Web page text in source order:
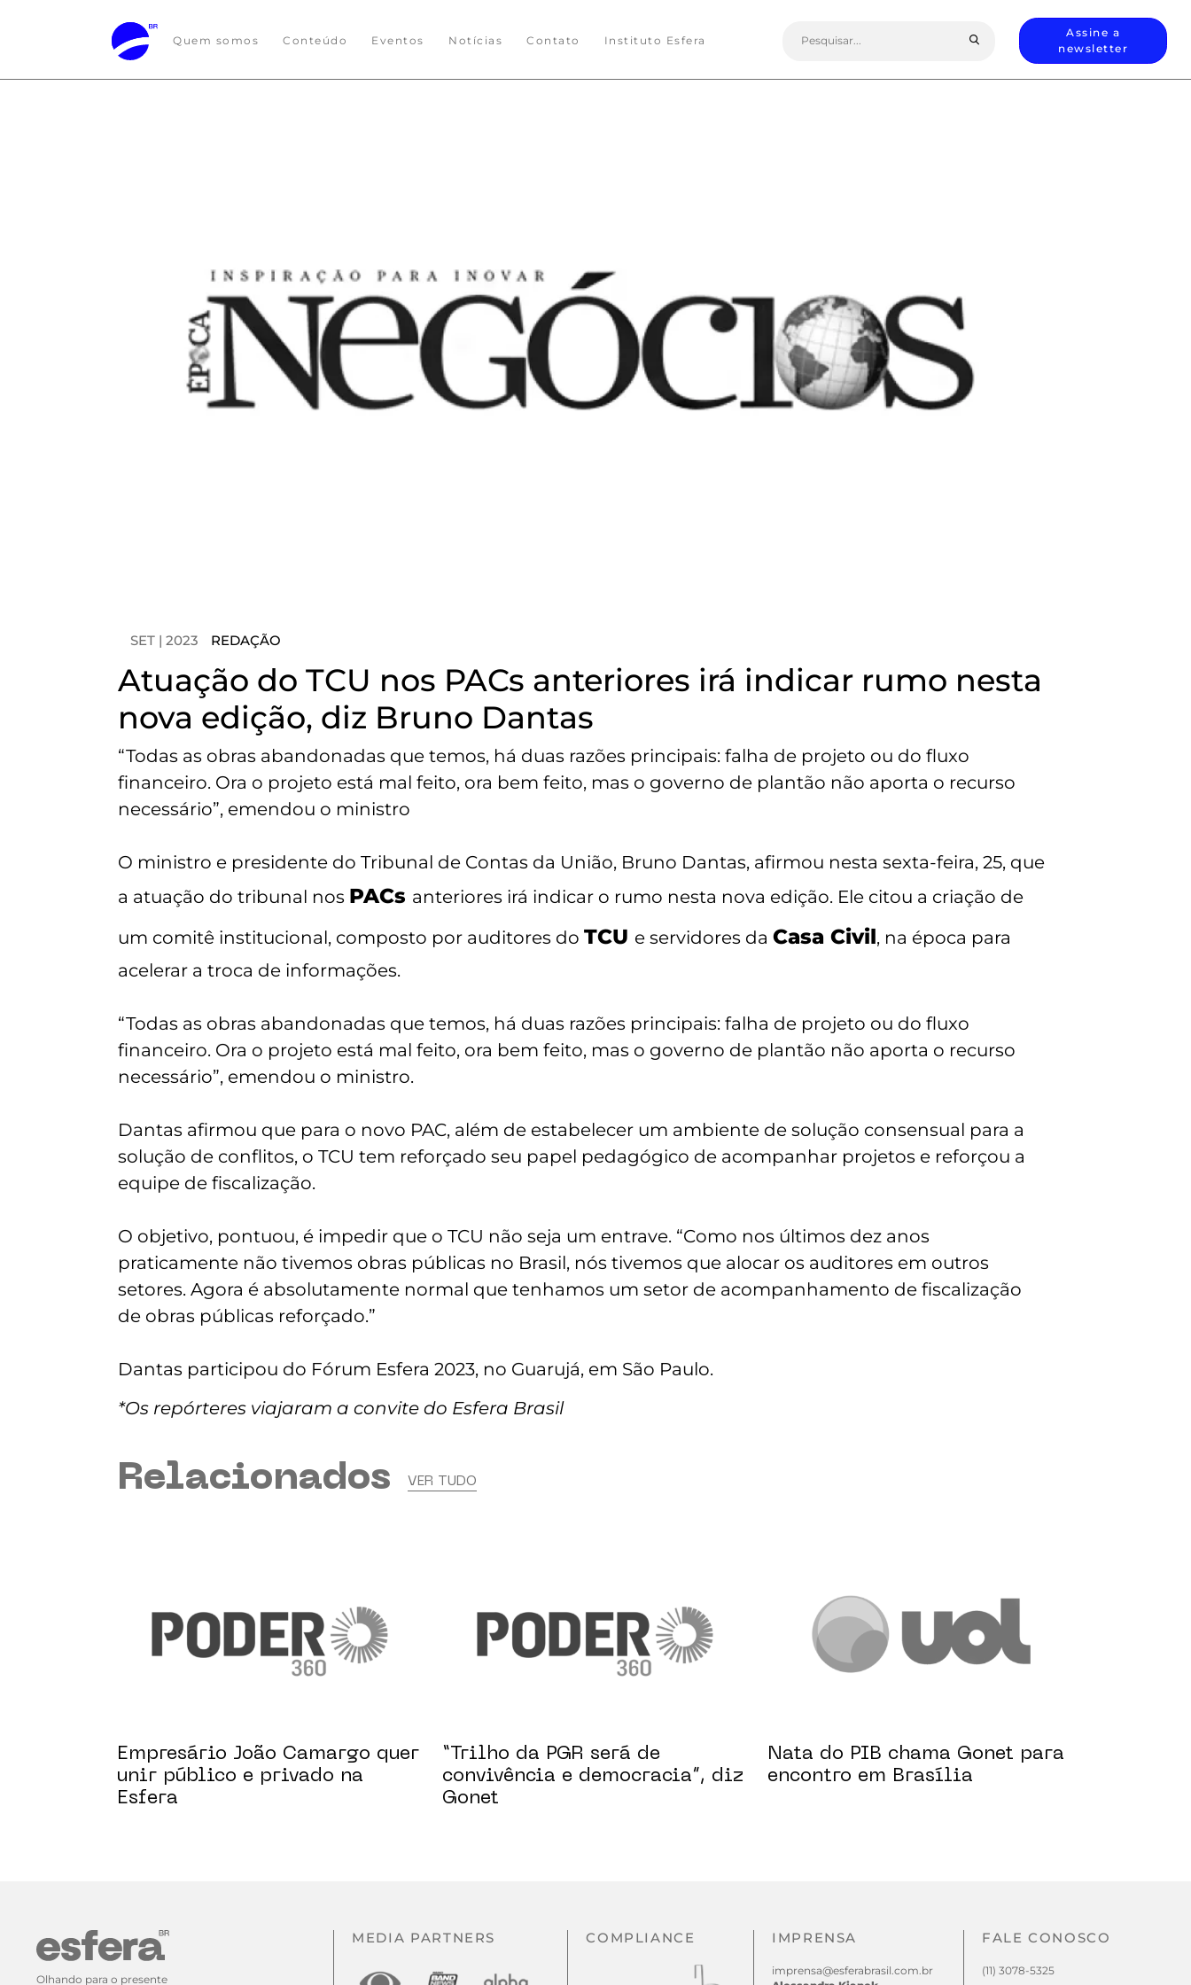
Quem somos Conteúdo Eventos Notícias Contato Instituto Esfera
for:
Assine a
newsletter
SET | 2023 REDAÇÃO
Atuação do TCU nos PACs anteriores irá indicar rumo nesta
nova edição, diz Bruno Dantas
“Todas as obras abandonadas que temos, há duas razões principais: falha de projeto ou do fluxo
financeiro. Ora o projeto está mal feito, ora bem feito, mas o governo de plantão não aporta o recurso
necessário”, emendou o ministro
O ministro e presidente do Tribunal de Contas da União, Bruno Dantas, afirmou nesta sexta-feira, 25, que
a atuação do tribunal nos PACs anteriores irá indicar o rumo nesta nova edição. Ele citou a criação de
um comitê institucional, composto por auditores doTCU e servidores daCasa Civil, na época para
acelerar a troca de informações.
“Todas as obras abandonadas que temos, há duas razões principais: falha de projeto ou do fluxo
financeiro. Ora o projeto está mal feito, ora bem feito, mas o governo de plantão não aporta o recurso
necessário”, emendou o ministro.
Dantas afirmou que para o novo PAC, além de estabelecer um ambiente de solução consensual para a
solução de conflitos, o TCU tem reforçado seu papel pedagógico de acompanhar projetos e reforçou a
equipe de fiscalização.
O objetivo, pontuou, é impedir que o TCU não seja um entrave. “Como nos últimos dez anos
praticamente não tivemos obras públicas no Brasil, nós tivemos que alocar os auditores em outros
setores. Agora é absolutamente normal que tenhamos um setor de acompanhamento de fiscalização
de obras públicas reforçado.”
Dantas participou do Fórum Esfera 2023, no Guarujá, em São Paulo.
*Os repórteres viajaram a convite do Esfera Brasil
Relacionados VER TUDO
Empresário João Camargo quer
unir público e privado na
Esfera
“Trilho da PGR será de
convivência e democracia”, diz
Gonet
Nata do PIB chama Gonet para
encontro em Brasília
Olhando para o presente
MEDIA PARTNERS COMPLIANCE IMPRENSA
imprensa@esferabrasil.com.br
FALE CONOSCO
(11) 3078-5325